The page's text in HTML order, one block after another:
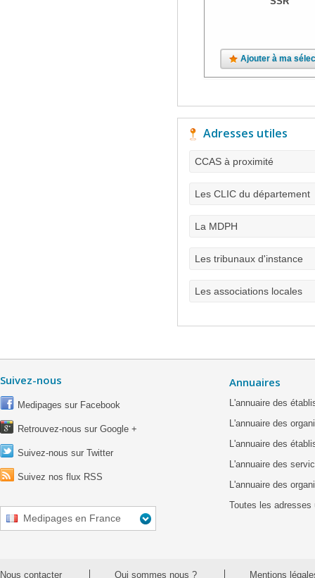
Ajouter à ma
Adresses utiles
CCAS à proximité
Les CLIC du département
La MDPH
Les tribunaux d'instance
Les associations locales
Suivez-nous
Medipages sur Facebook
Retrouvez-nous sur Google +
Suivez-nous sur Twitter
Suivez nos flux RSS
Medipages en France
Annuaires
L'annuaire des
L'annuaire des
L'annuaire des
L'annuaire des
L'annuaire des
Toutes les adresses
Nous contacter Qui sommes nous ? Mentions